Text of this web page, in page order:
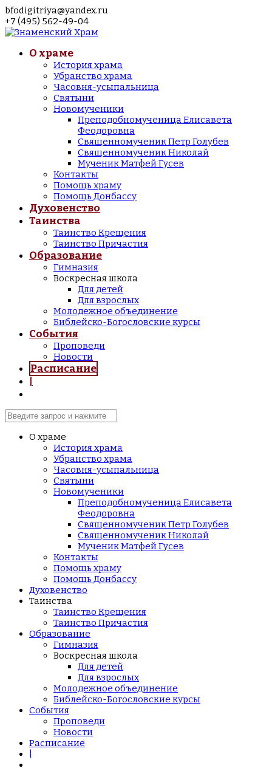
bfodigitriya@yandex.ru
+7 (495) 562-49-04
О храме
История храма
Убранство храма
Часовня-усыпальница
Святыни
Новомученики
Преподобномученица Елисавета
Феодоровна
Священномученик Петр Голубев
Священномученик Николай
Мученик Матфей Гусев
Контакты
Помощь храму
Помощь Донбассу
Духовенство
Таинства
Таинство Крещения
Таинство Причастия
Образование
Гимназия
Воскресная школа
Для детей
Для взрослых
Молодежное объединение
Библейско-Богословские курсы
События
Проповеди
Новости
Расписание
О храме
История храма
Убранство храма
Часовня-усыпальница
Святыни
Новомученики
Преподобномученица Елисавета
Феодоровна
Священномученик Петр Голубев
Священномученик Николай
Мученик Матфей Гусев
Контакты
Помощь храму
Помощь Донбассу
Духовенство
Таинства
Таинство Крещения
Таинство Причастия
Образование
Гимназия
Воскресная школа
Для детей
Для взрослых
Молодежное объединение
Библейско-Богословские курсы
События
Проповеди
Новости
Расписание